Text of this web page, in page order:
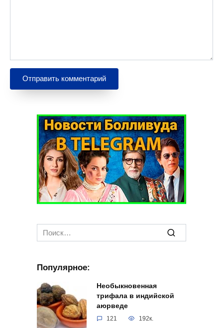
Search
for:
Популярное:
Необыкновенная
трифала в индийской
аюрведе
121 192к.